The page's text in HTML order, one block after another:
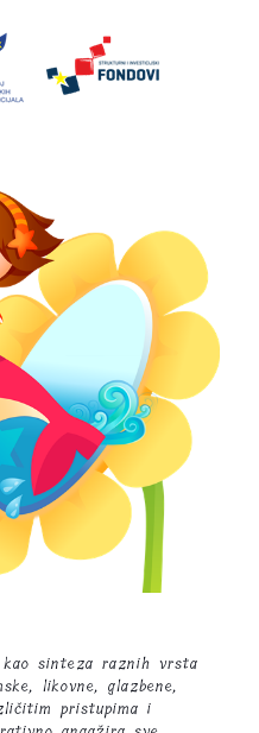
kao sinteza raznih vrsta
likovne, glazbene,
pristupima i